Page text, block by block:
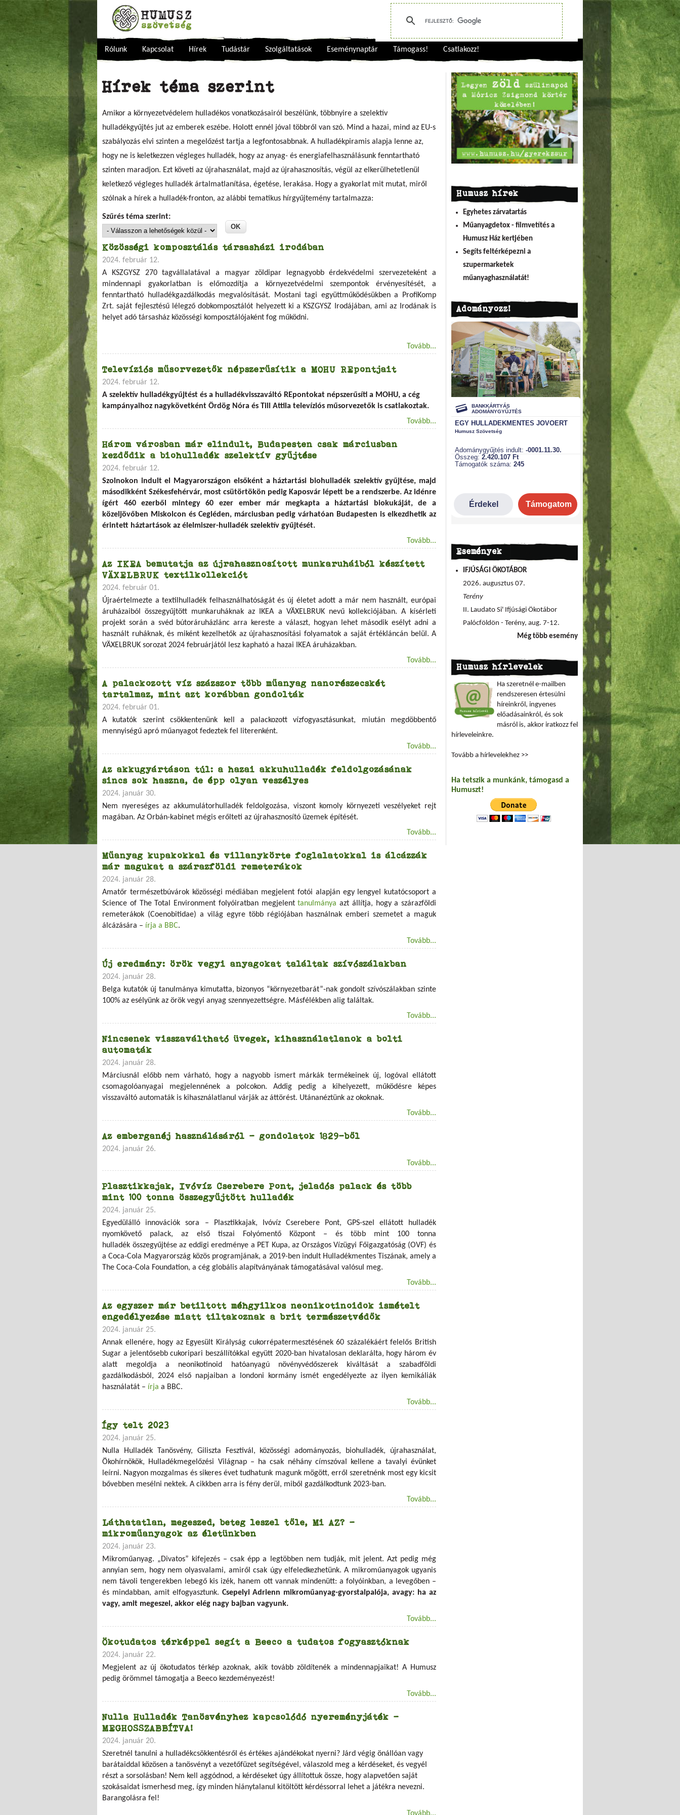
Rólunk Kapcsolat Hírek Tudástár Szolgáltatások Eseménynaptár Támogass! Csatlakozz!
Hírek téma szerint
Amikor a környezetvédelem hulladékos vonatkozásairól beszélünk, többnyire a szelektív
hulladékgyűjtés jut az emberek eszébe. Holott ennél jóval többről van szó. Mind a hazai, mind az EU-s
szabályozás elvi szinten a megelőzést tartja a legfontosabbnak. A hulladékpiramis alapja lenne az,
hogy ne is keletkezzen végleges hulladék, hogy az anyag- és energiafelhasználásunk fenntartható
szinten maradjon. Ezt követi az újrahasználat, majd az újrahasznosítás, végül az elkerülhetetlenül
keletkező végleges hulladék ártalmatlanítása, égetése, lerakása. Hogy a gyakorlat mit mutat, miről
szólnak a hírek a hulladék-fronton, az alábbi tematikus hírgyűjtemény tartalmazza:
Szűrés téma szerint:
Közösségi komposztálás társasházi irodában
2024. február 12.
A KSZGYSZ 270 tagvállalatával a magyar zöldipar legnagyobb érdekvédelmi szervezeteként a
mindennapi gyakorlatban is előmozdítja a környezetvédelmi szempontok érvényesítését, a
fenntartható hulladékgazdálkodás megvalósítását. Mostani tagi együttműködésükben a ProfiKomp
Zrt. saját fejlesztésű lélegző dobkomposztálót helyezett ki a KSZGYSZ Irodájában, ami az Irodának is
helyet adó társasház közösségi komposztálójaként fog működni.
Tovább...
Televíziós műsorvezetők népszerűsítik a MOHU REpontjait
2024. február 12.
A szelektív hulladékgyűjtést és a hulladékvisszaváltó REpontokat népszerűsíti a MOHU, a cég
kampányaihoz nagykövetként Ördög Nóra és Till Attila televíziós műsorvezetők is csatlakoztak.
Tovább...
Három városban már elindult, Budapesten csak márciusban
kezdődik a biohulladék szelektív gyűjtése
2024. február 12.
Szolnokon indult el Magyarországon elsőként a háztartási biohulladék szelektív gyűjtése, majd
másodikként Székesfehérvár, most csütörtökön pedig Kaposvár lépett be a rendszerbe. Az idénre
ígért 460 ezerből mintegy 60 ezer ember már megkapta a háztartási biokukáját, de a
közeljövőben Miskolcon és Cegléden, márciusban pedig várhatóan Budapesten is elkezdhetik az
érintett háztartások az élelmiszer-hulladék szelektív gyűjtését.
Tovább...
Az IKEA bemutatja az újrahasznosított munkaruháiból készített
VÄXELBRUK textilkollekciót
2024. február 01.
Újraértelmezte a textilhulladék felhasználhatóságát és új életet adott a már nem használt, európai
áruházaiból összegyűjtött munkaruháknak az IKEA a VÄXELBRUK nevű kollekciójában. A kísérleti
projekt során a svéd bútoráruházlánc arra kereste a választ, hogyan lehet második esélyt adni a
használt ruháknak, és miként kezelhetők az újrahasznosítási folyamatok a saját értékláncán belül. A
VÄXELBRUK sorozat 2024 februárjától lesz kapható a hazai IKEA áruházakban.
Tovább...
A palackozott víz százszor több műanyag nanorészecskét
tartalmaz, mint azt korábban gondolták
2024. február 01.
A kutatók szerint csökkentenünk kell a palackozott vízfogyasztásunkat, miután megdöbbentő
mennyiségű apró műanyagot fedeztek fel literenként.
Tovább...
Az akkugyártáson túl: a hazai akkuhulladék feldolgozásának
sincs sok haszna, de épp olyan veszélyes
2024. január 30.
Nem nyereséges az akkumulátorhulladék feldolgozása, viszont komoly környezeti veszélyeket rejt
magában. Az Orbán-kabinet mégis erőlteti az újrahasznosító üzemek építését.
Tovább...
Műanyag kupakokkal és villanykörte foglalatokkal is álcázzák
már magukat a szárazföldi remeterákok
2024. január 28.
Amatőr természetbúvárok közösségi médiában megjelent fotói alapján egy lengyel kutatócsoport a
Science of The Total Environment folyóiratban megjelenttanulmánya azt állítja, hogy a szárazföldi
remeterákok (Coenobitidae) a világ egyre több régiójában használnak emberi szemetet a maguk
álcázására – írja a BBC.
Tovább...
Új eredmény: örök vegyi anyagokat találtak szívószálakban
2024. január 28.
Belga kutatók új tanulmánya kimutatta, bizonyos “környezetbarát”-nak gondolt szívószálakban szinte
100% az esélyünk az örök vegyi anyag szennyezettségre. Másfélékben alig találtak.
Tovább...
Nincsenek visszaváltható üvegek, kihasználatlanok a bolti
automaták
2024. január 28.
Márciusnál előbb nem várható, hogy a nagyobb ismert márkák termékeinek új, logóval ellátott
csomagolóanyagai megjelennének a polcokon. Addig pedig a kihelyezett, működésre képes
visszaváltó automaták is kihasználatlanul várják az áttörést. Utánanéztünk az okoknak.
Tovább...
Az emberganéj használásáról – gondolatok 1829-ből
2024. január 26.
Tovább...
Plasztikkajak, Ivóvíz Cserebere Pont, jeladós palack és több
mint 100 tonna összegyűjtött hulladék
2024. január 25.
Egyedülálló innovációk sora – Plasztikkajak, Ivóvíz Cserebere Pont, GPS-szel ellátott hulladék
nyomkövető palack, az első tiszai Folyómentő Központ – és több mint 100 tonna
hulladék összegyűjtése az eddigi eredménye a PET Kupa, az Országos Vízügyi Főigazgatóság (OVF) és
a Coca-Cola Magyarország közös programjának, a 2019-ben indult Hulladékmentes Tiszának, amely a
The Coca-Cola Foundation, a cég globális alapítványának támogatásával valósul meg.
Tovább...
Az egyszer már betiltott méhgyilkos neonikotinoidok ismételt
engedélyezése miatt tiltakoznak a brit természetvédők
2024. január 25.
Annak ellenére, hogy az Egyesült Királyság cukorrépatermesztésének 60 százalékáért felelős British
Sugar a jelentősebb cukoripari beszállítókkal együtt 2020-ban hivatalosan deklarálta, hogy három év
alatt megoldja a neonikotinoid hatóanyagú növényvédőszerek kiváltását a szabadföldi
gazdálkodásból, 2024 első napjaiban a londoni kormány ismét engedélyezte az ilyen kemikáliák
használatát – írja a BBC.
Tovább...
Így telt 2023
2024. január 25.
Nulla Hulladék Tanösvény, Giliszta Fesztivál, közösségi adományozás, biohulladék, újrahasználat,
Ökohírnökök, Hulladékmegelőzési Világnap – ha csak néhány címszóval kellene a tavalyi évünket
leírni. Nagyon mozgalmas és sikeres évet tudhatunk magunk mögött, erről szeretnénk most egy kicsit
bővebben mesélni nektek. A cikkben arra is fény derül, miből gazdálkodtunk 2023-ban.
Tovább...
Láthatatlan, megeszed, beteg leszel tőle, Mi AZ? -
mikroműanyagok az életünkben
2024. január 23.
Mikroműanyag. „Divatos” kifejezés – csak épp a legtöbben nem tudják, mit jelent. Azt pedig még
annyian sem, hogy nem olyasvalami, amiről csak úgy elfeledkezhetünk. A mikroműanyagok ugyanis
nem távoli tengerekben lebegő kis izék, hanem ott vannak mindenütt: a folyóinkban, a levegőben –
és mindabban, amit elfogyasztunk. Csepelyi Adrienn mikroműanyag-gyorstalpalója, avagy: ha az
vagy, amit megeszel, akkor elég nagy bajban vagyunk.
Tovább...
Ökotudatos térképpel segít a Beeco a tudatos fogyasztóknak
2024. január 22.
Megjelent az új ökotudatos térkép azoknak, akik tovább zöldítenék a mindennapjaikat! A Humusz
pedig örömmel támogatja a Beeco kezdeményezést!
Tovább...
Nulla Hulladék Tanösvényhez kapcsolódó nyereményjáték -
MEGHOSSZABBÍTVA!
2024. január 20.
Szeretnél tanulni a hulladékcsökkentésről és értékes ajándékokat nyerni? Járd végig önállóan vagy
barátaiddal közösen a tanösvényt a vezetőfüzet segítségével, válaszold meg a kérdéseket, és vegyél
részt a sorsolásban! Nem kell aggódnod, a kérdéseket úgy állítottuk össze, hogy alapvetően saját
szokásaidat ismerhesd meg, így minden hiánytalanul kitöltött kérdéssorral lehet a játékra nevezni.
Barangolásra fel!
Humusz hírek
Egyhetes zárvatartás
Műanyagdetox - filmvetítés a
Humusz Ház kertjében
Segíts feltérképezni a
szupermarketek
műanyaghasználatát!
Adományozz!
Események
IFJÚSÁGI ÖKOTÁBOR
2026. augusztus 07.
Terény
II. Laudato Si' Ifjúsági Ökotábor
Palócföldön - Terény, aug. 7-12.
Még több esemény
Humusz hírlevelek
Ha szeretnél e-mailben
rendszeresen értesülni
híreinkről, ingyenes
előadásainkról, és sok
másról is, akkor iratkozz fel
hírleveleinkre.
Tovább a hírlevelekhez >>
Ha tetszik a munkánk, támogasd a
Humuszt!